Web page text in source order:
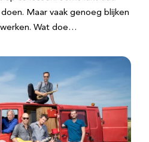
Maar vaak genoeg blijken
Wat doe…